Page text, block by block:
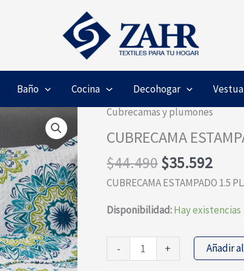
Baño Cocina Decohogar
Cubrecamas y plumones
CUBRECAMA
$44.490El
precio
era:
$35.592El
es:
CUBRECAMA ESTAMPADO 1.5
Disponibilidad:Hay existencias
-
CUBRECAMA
ESTAMPADO
+ Añadir